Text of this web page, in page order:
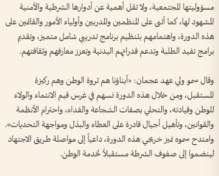
مسؤوليتها المجتمعية، ولا تقل أهمية عن أدوارها الشرطية والأمنية
المشهود لها، كما أثنى على المنظمين والمدربين وأولياء الأمور والقائمين على
هذه الدورة، واهتمامهم بتنظيم برنامج تدريبي شامل متميز، وتقديم
برامج تفيد الطلبة وتدعم قدراتهم البدنية وتعزز معارفهم وثقافتهم.
وقال سمو ولي عهد عجمان: «أبناؤنا هم ثروة الوطن وهم ركيزة
المستقبل، ومن خلال هذه الدورة نسهم في غرس قيم الانتماء والولاء
للوطن وقيادته، والتحلي بصفات الشجاعة والفداء، واحترام الأنظمة
والقوانين، وتأهيل أجيال قادرة على العطاء والبذل ومواجهة التحديات».
وامتدح سموه تميز خريجي هذه الدورة، داعياً إلى مواصلة طريق الاجتهاد
لينضموا إلى صفوف الشرطة مستقبلاً لخدمة الوطن.